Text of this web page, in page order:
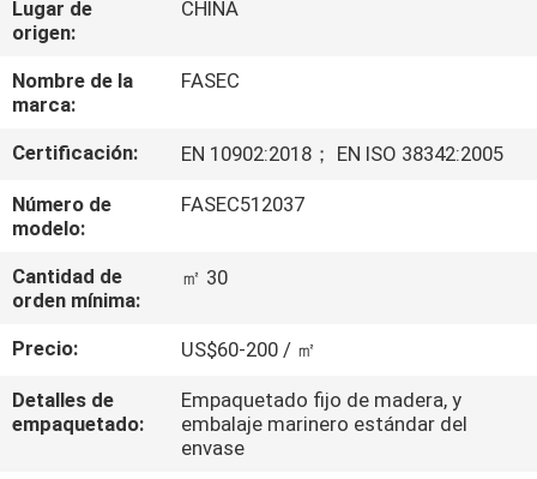
VIAJE
DE
LA
FÁBRICA
CONTROL
CALIDAD
ÉNTRENOS
Lugar de
origen:
CHINA
Nombre de la
marca:
FASEC
Certificación: EN 1090­2:2018； EN ISO 3834­2:2005
Número de
modelo:
FASEC512037
Cantidad de
orden mínima:
㎡ 30
Precio: US$60-200 / ㎡
Detalles de
empaquetado:
Empaquetado fijo de madera, y
embalaje marinero estándar del
envase